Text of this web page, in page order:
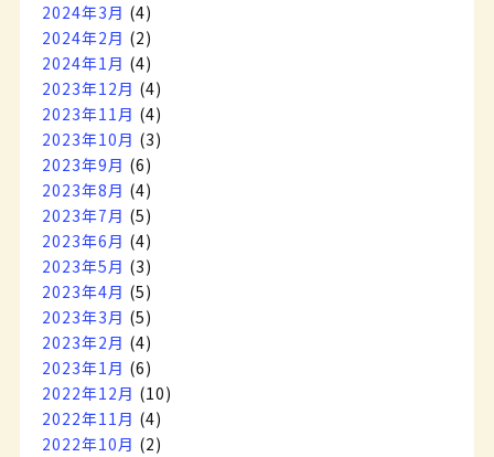
2024年3月 (4)
2024年2月 (2)
2024年1月 (4)
2023年12月 (4)
2023年11月 (4)
2023年10月 (3)
2023年9月 (6)
2023年8月 (4)
2023年7月 (5)
2023年6月 (4)
2023年5月 (3)
2023年4月 (5)
2023年3月 (5)
2023年2月 (4)
2023年1月 (6)
2022年12月 (10)
2022年11月 (4)
2022年10月 (2)